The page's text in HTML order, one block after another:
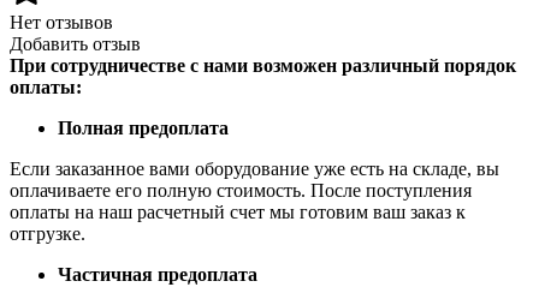
Нет отзывов
Добавить отзыв
При сотрудничестве с нами возможен различный порядок
оплаты:
Полная предоплата
Если заказанное вами оборудование уже есть на складе, вы
оплачиваете его полную стоимость. После поступления
оплаты на наш расчетный счет мы готовим ваш заказ к
отгрузке.
Частичная предоплата